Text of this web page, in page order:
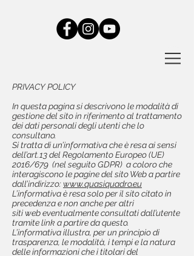
PRIVACY POLICY
In questa pagina si descrivono le modalità di
gestione del sito in riferimento al trattamento
dei dati personali degli utenti che lo
consultano.
Si tratta di un’informativa che è resa ai sensi
dell’art.13 del Regolamento Europeo (UE)
2016/679 (nel seguito GDPR) a coloro che
interagiscono le pagine del sito Web a partire
dall’indirizzo: www.quasiquadro.eu
L’informativa è resa solo per il sito citato in
precedenza e non anche per altri
siti web eventualmente consultati dall’utente
tramite link a partire da questo.
L’informativa illustra, per un principio di
trasparenza, le modalità, i tempi e la natura
delle informazioni che i titolari del